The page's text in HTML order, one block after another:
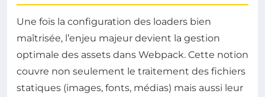
Une fois la configuration des loaders bien
maîtrisée, l’enjeu majeur devient la gestion
optimale des assets dans Webpack. Cette notion
couvre non seulement le traitement des fichiers
statiques (images, fonts, médias) mais aussi leur